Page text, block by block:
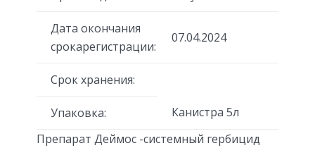
Дата окончания
срокарегистрации:
07.04.2024
Срок хранения:
Упаковка:
Канистра 5л
Препарат Деймос -системный гербицид